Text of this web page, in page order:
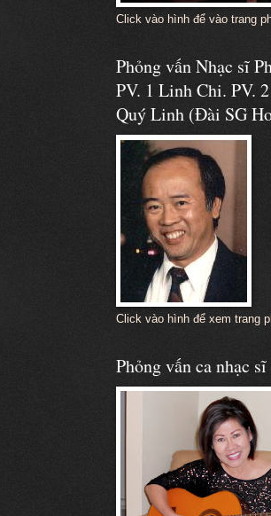
Click vào hình để vào trang
Phỏng vấn Nhạc sĩ
PV. 1 Linh Chi. PV.
Quý Linh (Đài SG
Click vào hình để xem trang
Phỏng vấn ca nhạc